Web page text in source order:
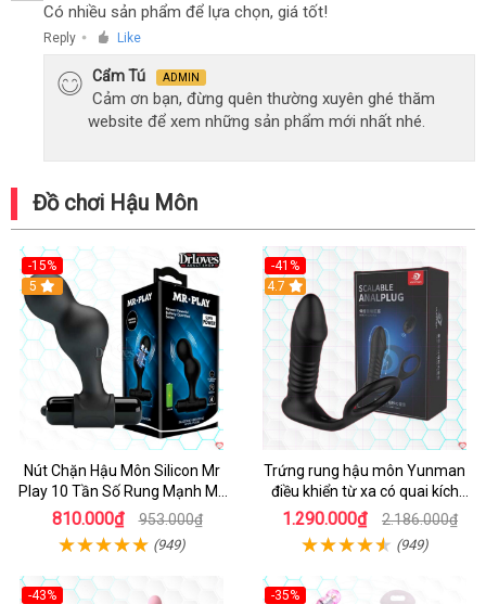
Có nhiều sản phẩm để lựa chọn, giá tốt!
Reply ● Like
Cẩm Tú ADMIN
Cảm ơn bạn, đừng quên thường xuyên ghé thăm
website để xem những sản phẩm mới nhất nhé.
Đồ chơi Hậu Môn
-15%
Hot
5
Nút Chặn Hậu Môn Silicon Mr
Play 10 Tần Số Rung Mạnh Mẽ
Kích Thích
810.000₫ 953.000₫
(949)
-41%
Hot
4.7
Trứng rung hậu môn Yunman
điều khiển từ xa có quai kích
thích
1.290.000₫ 2.186.000₫
(949)
-43%
-35%